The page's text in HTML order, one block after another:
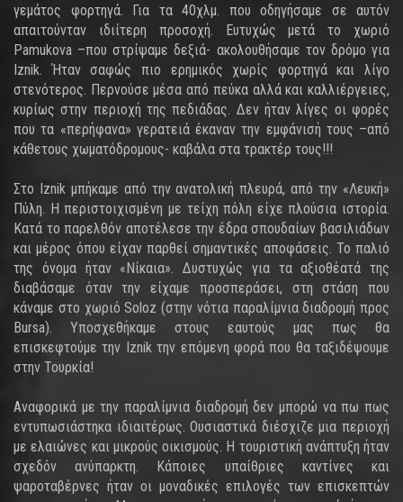
γεμάτος φορτηγά. Για τα 40χλμ. που οδηγήσαμε σε αυτόν
απαιτούνταν ιδιίτερη προσοχή. Ευτυχώς μετά το χωριό
Pamukova –που στρίψαμε δεξιά- ακολουθήσαμε τον δρόμο για
Iznik. Ήταν σαφώς πιο ερημικός χωρίς φορτηγά και λίγο
στενότερος. Περνούσε μέσα από πεύκα αλλά και καλλιέργειες,
κυρίως στην περιοχή της πεδιάδας. Δεν ήταν λίγες οι φορές
που τα «περήφανα» γερατειά έκαναν την εμφάνισή τους –από
κάθετους χωματόδρομους- καβάλα στα τρακτέρ τους!!!
Στο Iznik μπήκαμε από την ανατολική πλευρά, από την «Λευκή»
Πύλη. Η περιστοιχισμένη με τείχη πόλη είχε πλούσια ιστορία.
Κατά το παρελθόν αποτέλεσε την έδρα σπουδαίων βασιλιάδων
και μέρος όπου είχαν παρθεί σημαντικές αποφάσεις. Το παλιό
της όνομα ήταν «Νίκαια». Δυστυχώς για τα αξιοθέατά της
διαβάσαμε όταν την είχαμε προσπεράσει, στη στάση που
κάναμε στο χωριό Soloz (στην νότια παραλίμνια διαδρομή προς
Bursa). Υποσχεθήκαμε στους εαυτούς μας πως θα
επισκεφτούμε την Iznik την επόμενη φορά που θα ταξιδέψουμε
στην Τουρκία!
Αναφορικά με την παραλίμνια διαδρομή δεν μπορώ να πω πως
εντυπωσιάστηκα ιδιαιτέρως. Ουσιαστικά διέσχιζε μια περιοχή
με ελαιώνες και μικρούς οικισμούς. Η τουριστική ανάπτυξη ήταν
σχεδόν ανύπαρκτη. Κάποιες υπαίθριες καντίνες και
ψαροταβέρνες ήταν οι μοναδικές επιλογές των επισκεπτών